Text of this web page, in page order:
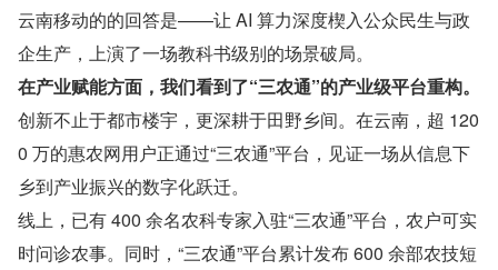
云南移动的的回答是——让 AI 算力深度楔入公众民生与政
企生产，上演了一场教科书级别的场景破局。
在产业赋能方面，我们看到了“三农通”的产业级平台重构。
创新不止于都市楼宇，更深耕于田野乡间。在云南，超 120
0 万的惠农网用户正通过“三农通”平台，见证一场从信息下
乡到产业振兴的数字化跃迁。
线上，已有 400 余名农科专家入驻“三农通”平台，农户可实
时问诊农事。同时，“三农通”平台累计发布 600 余部农技短